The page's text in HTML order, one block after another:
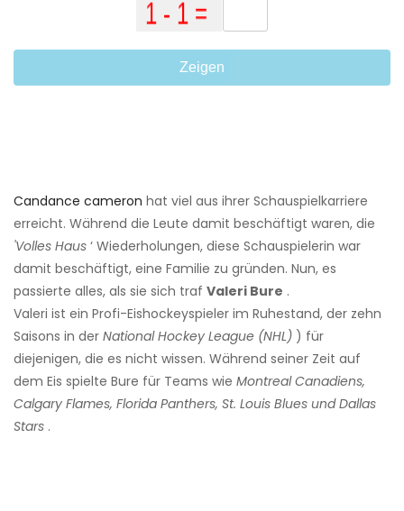
Zeigen
Candance cameron hat viel aus ihrer Schauspielkarriere
erreicht. Während die Leute damit beschäftigt waren, die
'Volles Haus ‘ Wiederholungen, diese Schauspielerin war
damit beschäftigt, eine Familie zu gründen. Nun, es
passierte alles, als sie sich traf Valeri Bure .
Valeri ist ein Profi-Eishockeyspieler im Ruhestand, der zehn
Saisons in der National Hockey League (NHL) ) für
diejenigen, die es nicht wissen. Während seiner Zeit auf
dem Eis spielte Bure für Teams wie Montreal Canadiens,
Calgary Flames, Florida Panthers, St. Louis Blues und Dallas
Stars .